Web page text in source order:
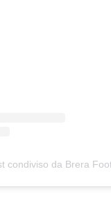
condiviso da Brera